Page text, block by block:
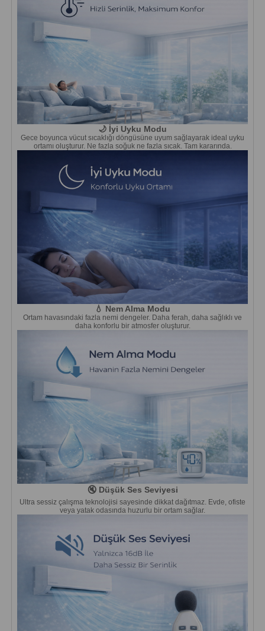
🌙 İyi Uyku Modu
Gece boyunca vücut sıcaklığı döngüsüne uyum sağlayarak ideal uyku
ortamı oluşturur. Ne fazla soğuk ne fazla sıcak. Tam kararında.
💧 Nem Alma Modu
Ortam havasındaki fazla nemi dengeler. Daha ferah, daha sağlıklı ve
daha konforlu bir atmosfer oluşturur.
🔇 Düşük Ses Seviyesi
Ultra sessiz çalışma teknolojisi sayesinde dikkat dağıtmaz. Evde, ofiste
veya yatak odasında huzurlu bir ortam sağlar.